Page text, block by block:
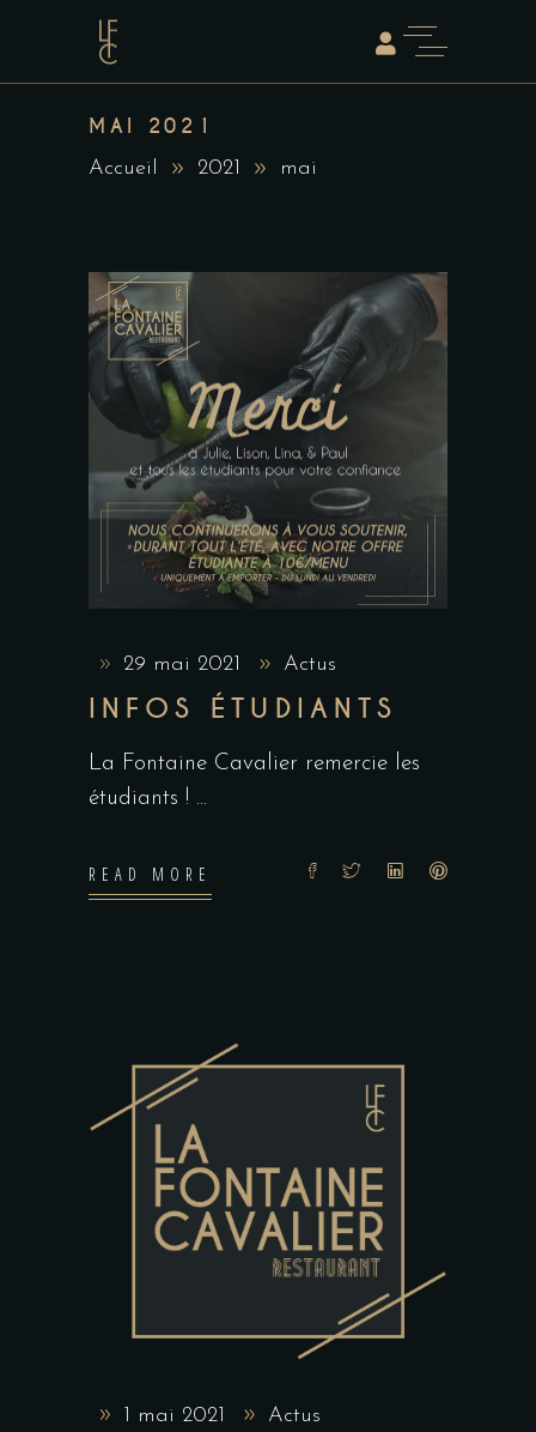
MAI 2021
Accueil 2021 mai
29 mai 2021 Actus
INFOS ÉTUDIANTS
La Fontaine Cavalier remercie les
étudiants !
READ MORE
1 mai 2021 Actus